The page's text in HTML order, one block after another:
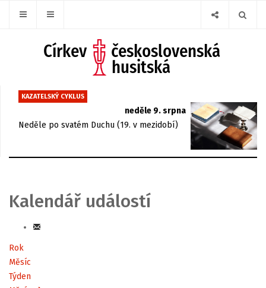
KAZATELSKÝ CYKLUS
neděle 9. srpna
Neděle po svatém Duchu (19. v mezidobí)
Kalendář událostí
Rok
Měsíc
Týden